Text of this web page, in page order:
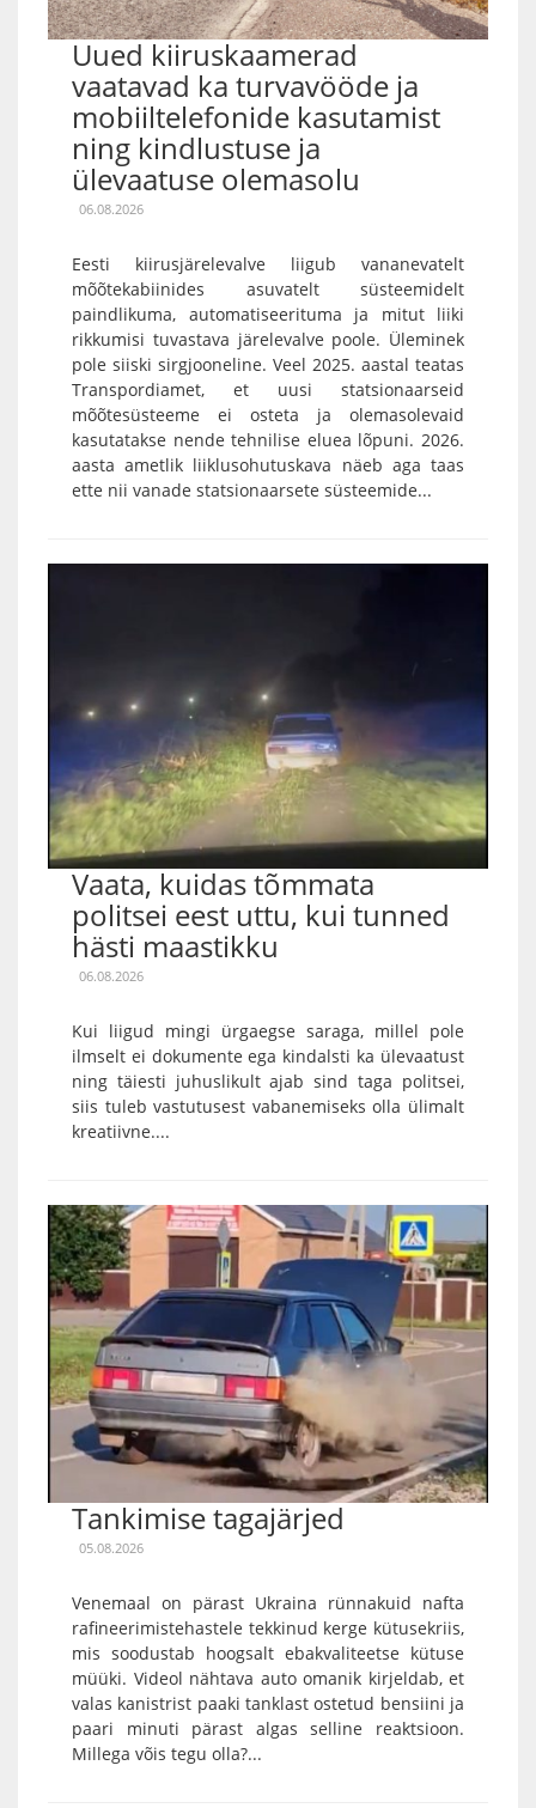
Uued kiiruskaamerad
vaatavad ka turvavööde ja
mobiiltelefonide kasutamist
ning kindlustuse ja
ülevaatuse olemasolu
06.08.2026
Eesti kiirusjärelevalve liigub vananevatelt
mõõtekabiinides asuvatelt süsteemidelt
paindlikuma, automatiseerituma ja mitut liiki
rikkumisi tuvastava järelevalve poole. Üleminek
pole siiski sirgjooneline. Veel 2025. aastal teatas
Transpordiamet, et uusi statsionaarseid
mõõtesüsteeme ei osteta ja olemasolevaid
kasutatakse nende tehnilise eluea lõpuni. 2026.
aasta ametlik liiklusohutuskava näeb aga taas
ette nii vanade statsionaarsete süsteemide...
Vaata, kuidas tõmmata
politsei eest uttu, kui tunned
hästi maastikku
06.08.2026
Kui liigud mingi ürgaegse saraga, millel pole
ilmselt ei dokumente ega kindalsti ka ülevaatust
ning täiesti juhuslikult ajab sind taga politsei,
siis tuleb vastutusest vabanemiseks olla ülimalt
kreatiivne....
Tankimise tagajärjed
05.08.2026
Venemaal on pärast Ukraina rünnakuid nafta
rafineerimistehastele tekkinud kerge kütusekriis,
mis soodustab hoogsalt ebakvaliteetse kütuse
müüki. Videol nähtava auto omanik kirjeldab, et
valas kanistrist paaki tanklast ostetud bensiini ja
paari minuti pärast algas selline reaktsioon.
Millega võis tegu olla?...